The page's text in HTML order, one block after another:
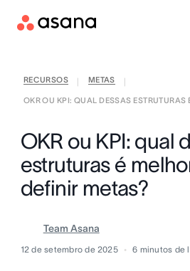
RECURSOS METAS
OKR OU KPI: QUAL DESSAS ESTRUTURAS
OKR ou KPI: qual
estruturas é
definir metas?
Team Asana
12 de setembro de 2025 6 minutos de